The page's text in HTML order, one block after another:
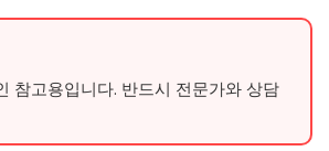
참고용입니다. 반드시 전문가와 상담